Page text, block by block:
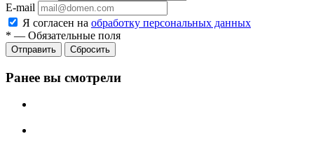
E-mail
Я согласен на обработку персональных данных
* — Обязательные поля
Сбросить
Ранее вы смотрели